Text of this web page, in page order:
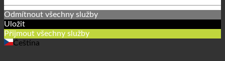
Odmítnout všechny služby
Uložit
Přijmout všechny služby
Čeština